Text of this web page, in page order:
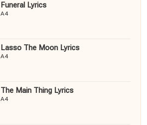
Funeral Lyrics
A4
Lasso The Moon Lyrics
A4
The Main Thing Lyrics
A4